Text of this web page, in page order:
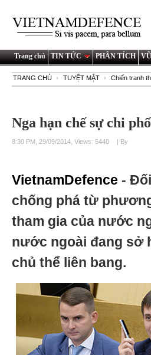
Trang chủ TIN TỨC PHÂN TÍCH
TRANG CHỦ TUYỆT MẬT Chiến tranh
Nga hạn chế sự chi
8:30 PM, 29/09/2014, Views: 5440 | By
VietnamDefence -
chống phá từ
tham gia của nước
nước ngoài đang sở
chủ thể liên bang.